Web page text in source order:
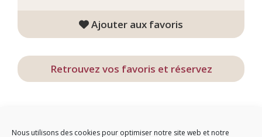
Nous utilisons des cookies pour optimiser notre site web et notre
Ajouter aux favoris
Retrouvez vos favoris et réservez